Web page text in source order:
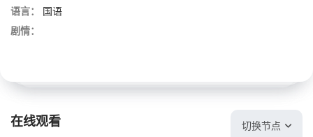
语言：
国语
剧情：
在线观看 切换节点